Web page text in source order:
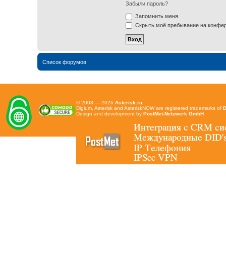
Забыли пароль?
Запомнить меня
Скрыть моё пребывание на
Список форумов
© 2008 — 2026 Asterisk.ru
Digium, Asterisk and AsteriskNOW are registered trademarks of
Design and development by PostMet-Netzwerk GmbH